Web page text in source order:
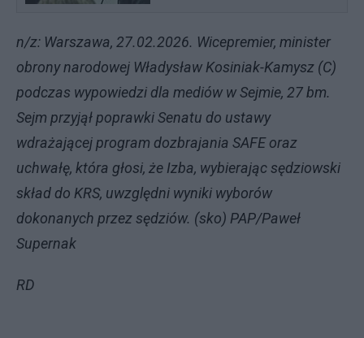
n/z: Warszawa, 27.02.2026. Wicepremier, minister
obrony narodowej Władysław Kosiniak-Kamysz (C)
podczas wypowiedzi dla mediów w Sejmie, 27 bm.
Sejm przyjął poprawki Senatu do ustawy
wdrażającej program dozbrajania SAFE oraz
uchwałę, która głosi, że Izba, wybierając sędziowski
skład do KRS, uwzględni wyniki wyborów
dokonanych przez sędziów. (sko) PAP/Paweł
Supernak
RD